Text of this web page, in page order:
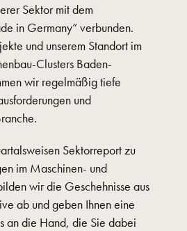
Sektor mit dem
in Germany“ verbunden.
und unserem Standort im
Clusters Baden-
wir regelmäßig tiefe
und
Sektorreport zu
im Maschinen- und
wir die Geschehnisse aus
ab und geben Ihnen eine
an die Hand, die Sie dabei